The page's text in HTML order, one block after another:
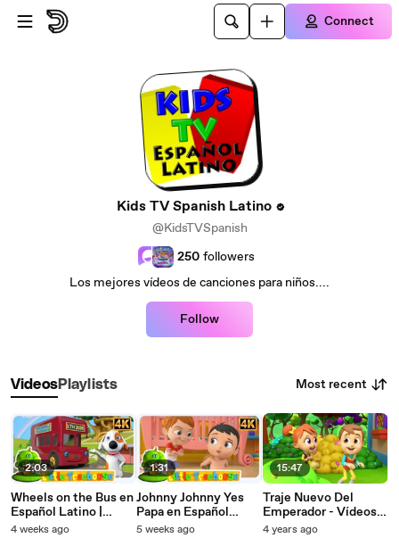
Skip to main content
Connect
Kids TV Spanish Latino
@KidsTVSpanish
250 followers
Los mejores vídeos de canciones para niños....
Follow
VideosPlaylists Most recent
2:03
Wheels on the Bus en
Español Latino |
Canciones Infantiles |
4 weeks ago
1:31
Johnny Johnny Yes
Papa en Español
Latino | Canciones
5 weeks ago
15:47
Traje Nuevo Del
Emperador - Vídeos
De Niños Preescolar
4 years ago